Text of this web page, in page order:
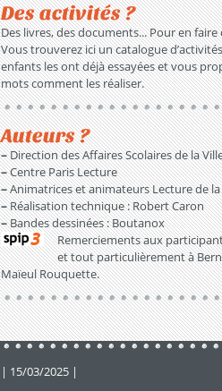
Des activités ?
Des livres, des documents... Pour en faire
Vous trouverez ici un catalogue
enfants les ont déjà essayées et vous
mots comment les réaliser.
Auteurs ?
–Direction des Affaires Scolaires de la
–Centre Paris Lecture
–Animatrices et animateurs Lecture de la
–Réalisation technique : Robert Caron
–Bandes dessinées : Boutanox
Remerciements aux
et tout particulièrement à
Maïeul Rouquette.
| 15/03/2025 |